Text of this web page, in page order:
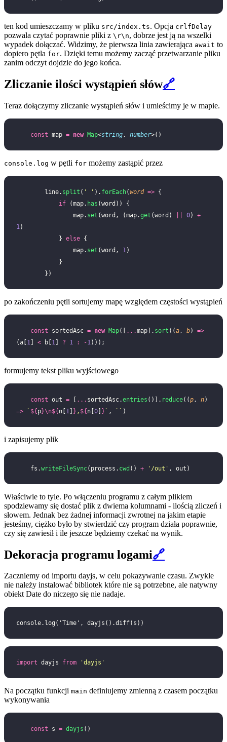
ten kod umieszczamy w pliku src/index.ts. Opcja crlfDelay
pozwala czytać poprawnie pliki z \r\n, dobrze jest ją na wszelki
wypadek dołączać. Widzimy, że pierwsza linia zawierająca await to
dopiero pętla for. Dzięki temu możemy zacząć przetwarzanie pliku
zanim odczyt dojdzie do jego końca.
Zliczanie ilości wystąpień słów🔗
Teraz dołączymy zliczanie wystąpień słów i umieścimy je w mapie.
    const
map = new Map<string , number>()
console.log w pętli for możemy zastąpić przez
        line.
split ( ' ' ). forEach(word => {
            if
(map. has (word)) {
                map.
set (word, (map.get (word) 0) +
1 )
            }
else {
                map.
set (word, 1 )
            }
        })
po zakończeniu pętli sortujemy mapę względem częstości wystąpień
    const
sortedAsc = new Map([ ...map]. sort ((a , b) =>
(a[1 ] < b[1 ] ? 1 : -1 )));
formujemy tekst pliku wyjściowego
    const
out = [ ... sortedAsc.entries ()]. reduce((p , n
=> ` ${p}\n${n[1 ] } , ${n[0] } ` , `` )
i zapisujemy plik
    fs.
writeFileSync(process. cwd () + ' /out ' , out)
Właściwie to tyle. Po włączeniu programu z całym plikiem
spodziewamy się dostać plik z dwiema kolumnami - ilością zliczeń i
słowem. Jednak bez żadnej informacji zwrotnej na jakim etapie
jesteśmy, ciężko było by stwierdzić czy program działa poprawnie,
czy się zawiesił i ile jeszcze będziemy czekać na wynik.
Dekoracja programu logami🔗
Zaczniemy od importu dayjs, w celu pokazywanie czasu. Zwykle
nie należy instalować bibliotek które nie są potrzebne, ale natywny
obiekt Date do niczego się nie nadaje.
console.log('Time', dayjs().diff(s))
import dayjs from ' dayjs '
Na początku funkcji main definiujemy zmienną z czasem początku
wykonywania
    const
s = dayjs ()